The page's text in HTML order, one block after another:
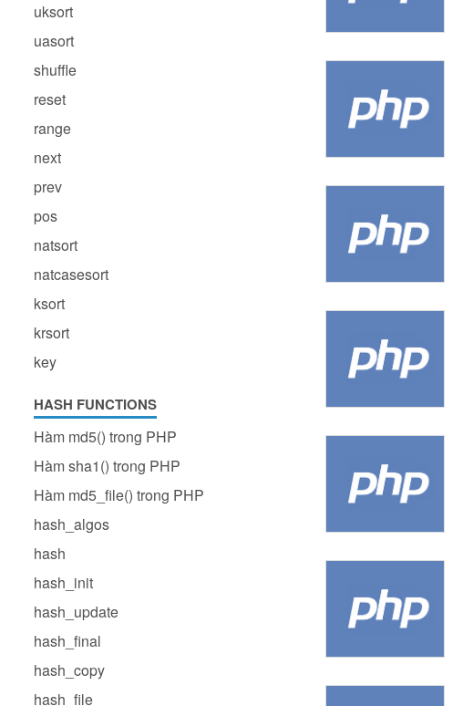
uksort
uasort
shuffle
reset
range
next
prev
pos
natsort
natcasesort
ksort
krsort
key
HASH FUNCTIONS
Hàm md5() trong PHP
Hàm sha1() trong PHP
Hàm md5_file() trong PHP
hash_algos
hash
hash_init
hash_update
hash_final
hash_copy
hash_file